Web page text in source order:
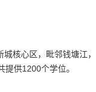
城核心区，毗邻钱塘江
供1200个学位。